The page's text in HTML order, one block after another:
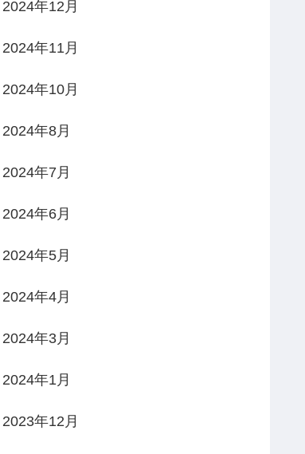
2024年12月
2024年11月
2024年10月
2024年8月
2024年7月
2024年6月
2024年5月
2024年4月
2024年3月
2024年1月
2023年12月